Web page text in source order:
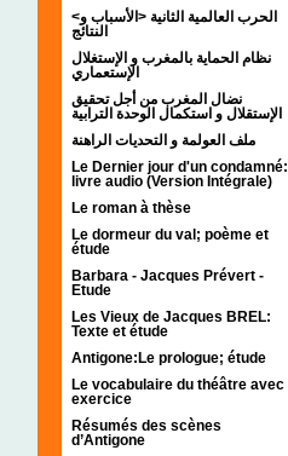
<الحرب العالمية الثانية <الأسباب و
النتائج
نظام الحماية بالمغرب و الإستغلال
الإستعماري
نضال المغرب من أجل تحقيق
الإستقلال و استكمال الوحدة الترابية
ملف العولمة و التحديات الراهنة
Le Dernier jour d'un condamné:
livre audio (Version Intégrale)
Le roman à thèse
Le dormeur du val; poème et
étude
Barbara - Jacques Prévert -
Etude
Les Vieux de Jacques BREL:
Texte et étude
Antigone:Le prologue; étude
Le vocabulaire du théâtre avec
exercice
Résumés des scènes
d’Antigone